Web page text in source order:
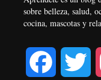
sobre belleza, salud,
cocina, mascotas y